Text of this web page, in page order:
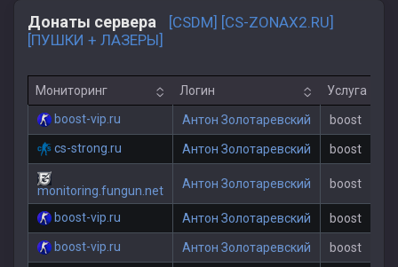
Донаты сервера
[CSDM] [CS-ZONAX2.RU]
[ПУШКИ + ЛАЗЕРЫ]
Мониторинг Логин Услуга
boost-vip.ru
Антон Золотаревский
boost
cs-strong.ru
Антон Золотаревский boost
monitoring.fungun.net Антон Золотаревский boost
boost-vip.ru Антон Золотаревский
boost
boost-vip.ru
Антон Золотаревский
boost